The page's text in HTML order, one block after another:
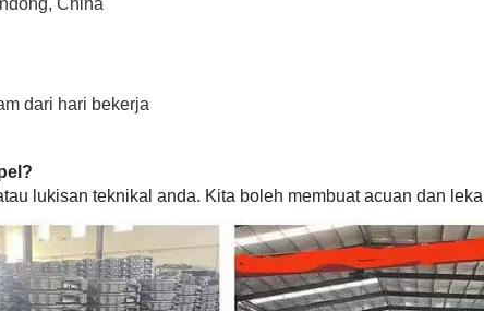
China
dari hari bekerja
lukisan teknikal anda. Kita boleh membuat acuan dan